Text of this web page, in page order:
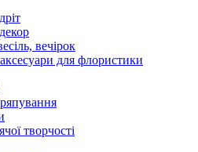
вечірок
для флористики
творчості